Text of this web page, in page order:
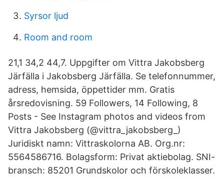
Syrsor ljud
Room and room
21,1 34,2 44,7. Uppgifter om Vittra Jakobsberg
Järfälla i Jakobsberg Järfälla. Se telefonnummer,
adress, hemsida, öppettider mm. Gratis
årsredovisning. 59 Followers, 14 Following, 8
Posts - See Instagram photos and videos from
Vittra Jakobsberg (@vittra_jakobsberg_)
Juridiskt namn: Vittraskolorna AB. Org.nr:
5564586716. Bolagsform: Privat aktiebolag. SNI-
bransch: 85201 Grundskolor och förskoleklasser.